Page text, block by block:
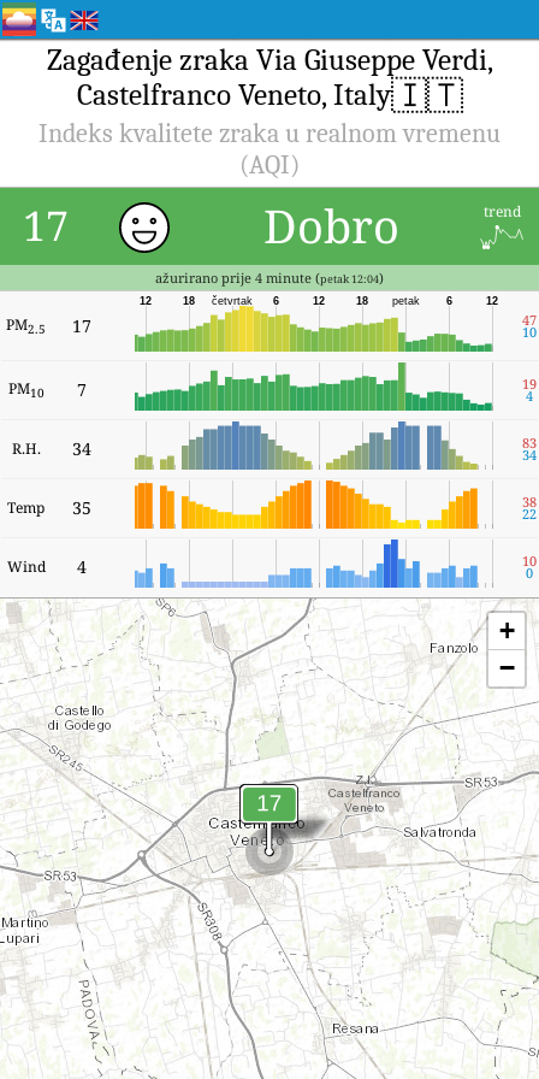
Zagađenje zraka Via Giuseppe Verdi,
Castelfranco Veneto, Italy🇮🇹
Indeks kvalitete zraka u realnom vremenu
(AQI)
17 Dobro trend
ažurirano prije 4 minute (petak 12:04)
PM2.5 17
12
6
petak
18
12
6
četvrtak
18
12
47
10
PM10 7 19
4
R.H. 34 83
34
Temp 35 38
22
Wind 4 10
0
+
−